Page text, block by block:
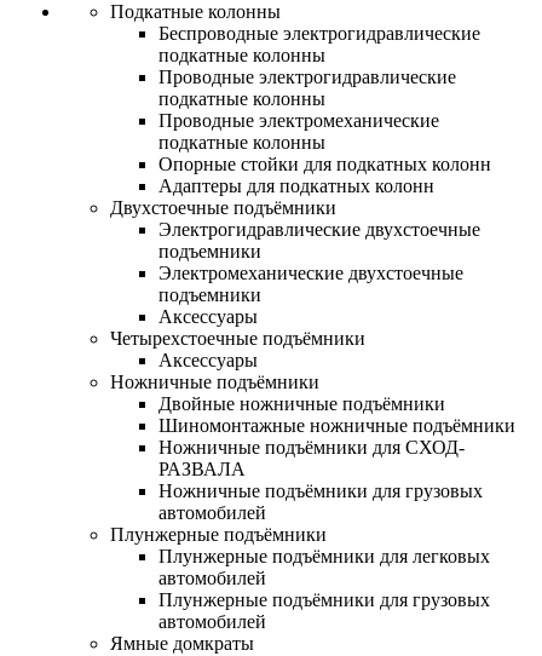
Подкатные колонны
Беспроводные электрогидравлические
подкатные колонны
Проводные электрогидравлические
подкатные колонны
Проводные электромеханические
подкатные колонны
Опорные стойки для подкатных колонн
Адаптеры для подкатных колонн
Двухстоечные подъёмники
Электрогидравлические двухстоечные
подъемники
Электромеханические двухстоечные
подъемники
Аксессуары
Четырехстоечные подъёмники
Аксессуары
Ножничные подъёмники
Двойные ножничные подъёмники
Шиномонтажные ножничные подъёмники
Ножничные подъёмники для СХОД-
РАЗВАЛА
Ножничные подъёмники для грузовых
автомобилей
Плунжерные подъёмники
Плунжерные подъёмники для легковых
автомобилей
Плунжерные подъёмники для грузовых
автомобилей
Ямные домкраты